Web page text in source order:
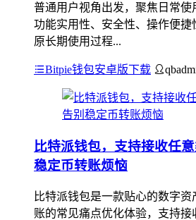
普通用户视角出发，聚焦日常
功能实用性、安全性、操作便
原长期使用过程...
Bitpie钱包安卓版下载
比特派钱包，支持接收任
稳定币转账烦恼
比特派钱包是一款贴心的数字
账的常见痛点优化体验，支持接